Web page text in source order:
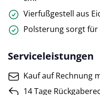
Vierfußgestell aus
Polsterung sorgt für
Serviceleistungen
Kauf auf Rechnung
14 Tage